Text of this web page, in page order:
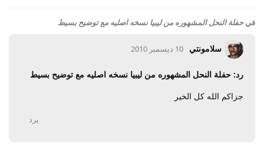
فيحفلة النحل المشهوره من ليبيا نسخه اصليه مع توضيح بسيط
سلامونتي 10 ديسمبر 2010
رد: حفلة النحل المشهوره من ليبيا نسخه اصليه مع توضيح بسيط
جزاكم الله كل الخير
يرد